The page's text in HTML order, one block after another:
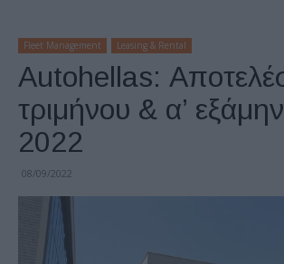
Fleet Management Leasing & Rental
Autohellas:
τριμήνου & α’
2022
08/09/2022